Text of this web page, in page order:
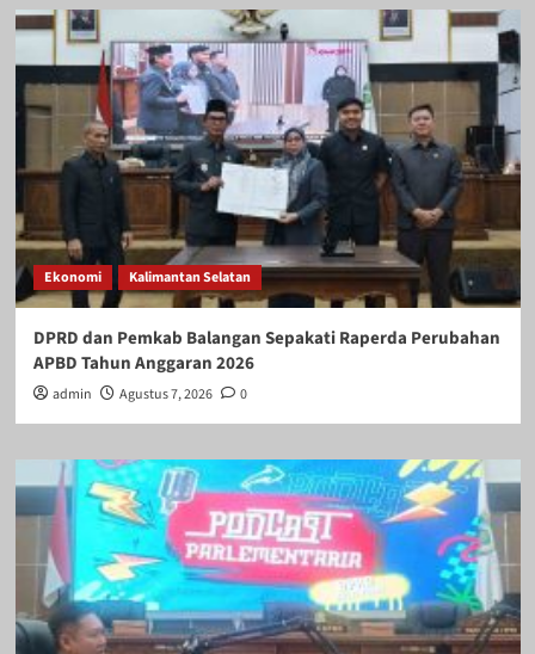
Ekonomi Kalimantan Selatan
DPRD dan Pemkab Balangan Sepakati Raperda Perubahan
APBD Tahun Anggaran 2026
admin Agustus 7, 2026 0